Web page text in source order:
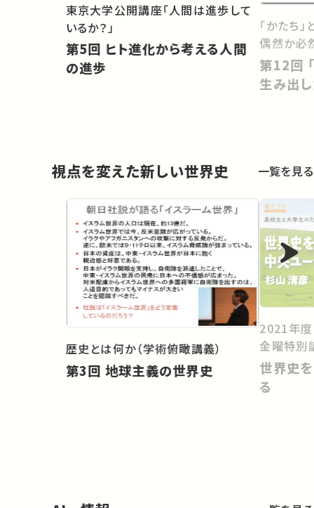
東京大学公開講座「人間は進歩して
いるか？」
第5回 ヒト進化から考える人間
の進歩
「かたち
偶然か必
第12回 「超・利己的な遺伝子」を
生み出
視点を変えた新しい世界史 一覧を見る
歴史とは何か（学術俯瞰講義）
第3回 地球主義の世界史
2021年度
金曜特別
世界史
る